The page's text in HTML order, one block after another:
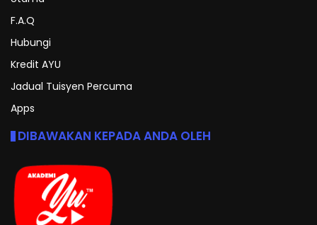
F.A.Q
Hubungi
Kredit AYU
Jadual Tuisyen Percuma
Apps
DIBAWAKAN KEPADA ANDA OLEH